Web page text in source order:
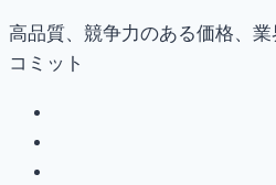
高品質、競争力のある価格、
コミット